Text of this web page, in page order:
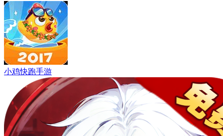
小鸡快跑手游